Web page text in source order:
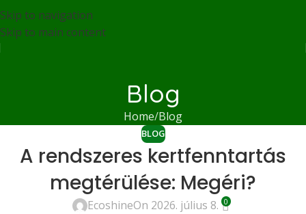
Skip to navigation
Skip to main content
Blog
Home Blog
BLOG
A rendszeres kertfenntartás
megtérülése: Megéri?
EcoshineOn 2026. július 8. 0